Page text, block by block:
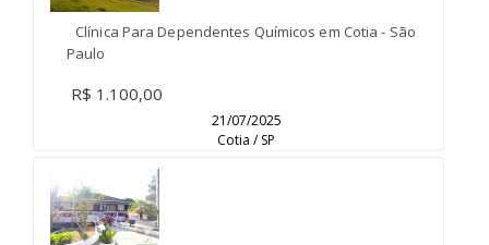
Clínica Para Dependentes Químicos em Cotia - São
Paulo
R$ 1.100,00
21/07/2025
Cotia / SP